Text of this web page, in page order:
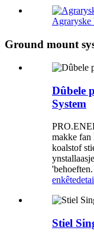
Agraryske
Ground mount
Dûbele
System
makke fan
koalstof
'behoeften.
enkête
Stiel